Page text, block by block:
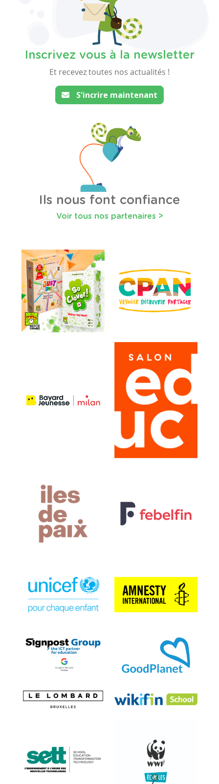
Inscrivez vous à la newsletter
Et recevez toutes nos actualités !
S'incrire maintenant
Ils nous font confiance
Voir tous nos partenaires >